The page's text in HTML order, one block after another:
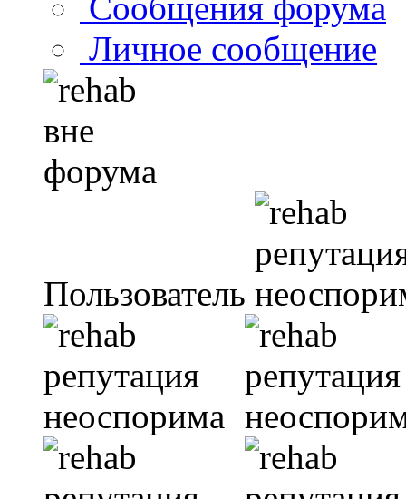
Сообщения форума
Личное сообщение
Пользователь